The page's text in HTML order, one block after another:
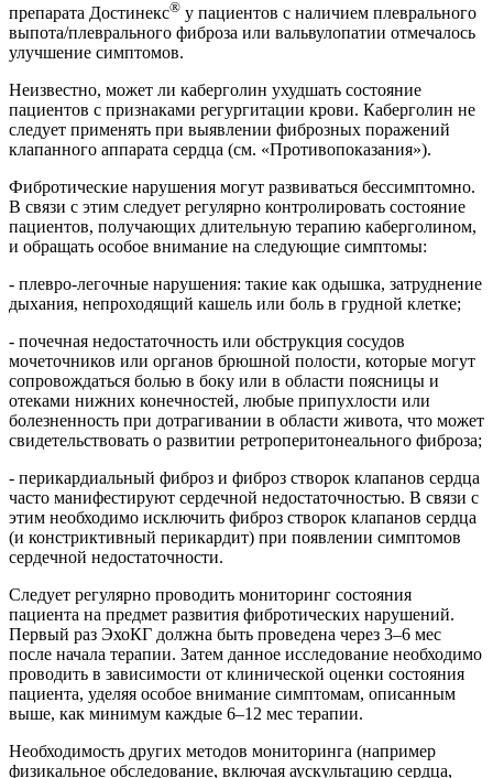
препарата Достинекс® у пациентов с наличием плеврального
выпота/плеврального фиброза или вальвулопатии отмечалось
улучшение симптомов.
Неизвестно, может ли каберголин ухудшать состояние
пациентов с признаками регургитации крови. Каберголин не
следует применять при выявлении фиброзных поражений
клапанного аппарата сердца (см. «Противопоказания»).
Фибротические нарушения могут развиваться бессимптомно.
В связи с этим следует регулярно контролировать состояние
пациентов, получающих длительную терапию каберголином,
и обращать особое внимание на следующие симптомы:
- плевро-легочные нарушения: такие как одышка, затруднение
дыхания, непроходящий кашель или боль в грудной клетке;
- почечная недостаточность или обструкция сосудов
мочеточников или органов брюшной полости, которые могут
сопровождаться болью в боку или в области поясницы и
отеками нижних конечностей, любые припухлости или
болезненность при дотрагивании в области живота, что может
свидетельствовать о развитии ретроперитонеального фиброза;
- перикардиальный фиброз и фиброз створок клапанов сердца
часто манифестируют сердечной недостаточностью. В связи с
этим необходимо исключить фиброз створок клапанов сердца
(и констриктивный перикардит) при появлении симптомов
сердечной недостаточности.
Следует регулярно проводить мониторинг состояния
пациента на предмет развития фибротических нарушений.
Первый раз ЭхоКГ должна быть проведена через 3–6 мес
после начала терапии. Затем данное исследование необходимо
проводить в зависимости от клинической оценки состояния
пациента, уделяя особое внимание симптомам, описанным
выше, как минимум каждые 6–12 мес терапии.
Необходимость других методов мониторинга (например
физикальное обследование, включая аускультацию сердца,